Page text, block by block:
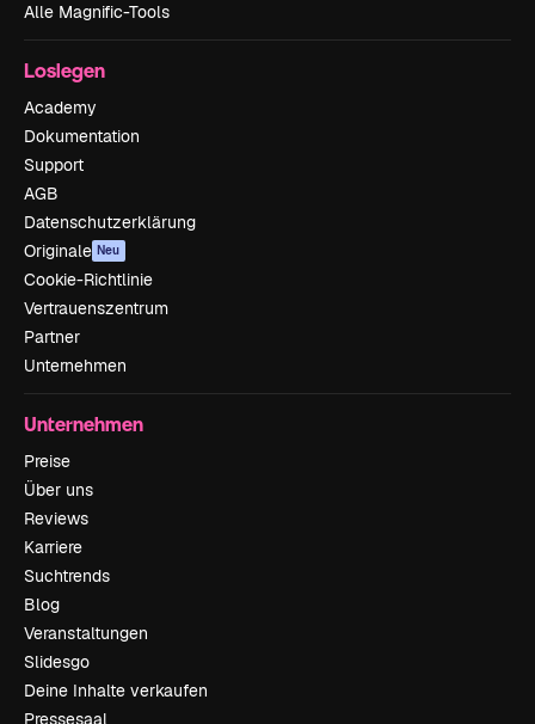
Alle Magnific-Tools
Loslegen
Academy
Dokumentation
Support
AGB
Datenschutzerklärung
Originale Neu
Cookie-Richtlinie
Vertrauenszentrum
Partner
Unternehmen
Unternehmen
Preise
Über uns
Reviews
Karriere
Suchtrends
Blog
Veranstaltungen
Slidesgo
Deine Inhalte verkaufen
Pressesaal